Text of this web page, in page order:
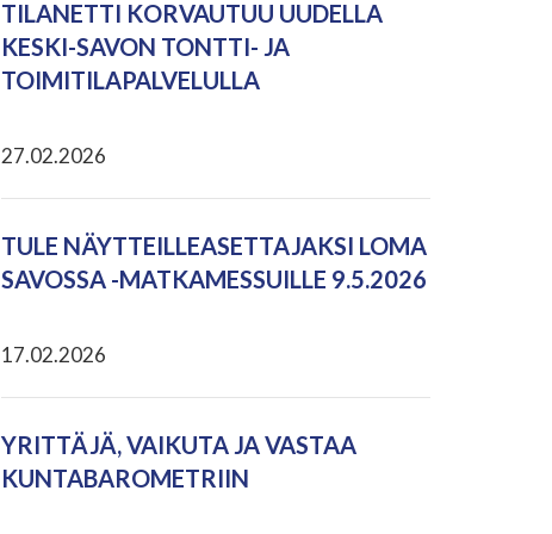
TILANETTI KORVAUTUU UUDELLA
KESKI-SAVON TONTTI- JA
TOIMITILAPALVELULLA
27.02.2026
TULE NÄYTTEILLEASETTAJAKSI LOMA
SAVOSSA -MATKAMESSUILLE 9.5.2026
17.02.2026
YRITTÄJÄ, VAIKUTA JA VASTAA
KUNTABAROMETRIIN